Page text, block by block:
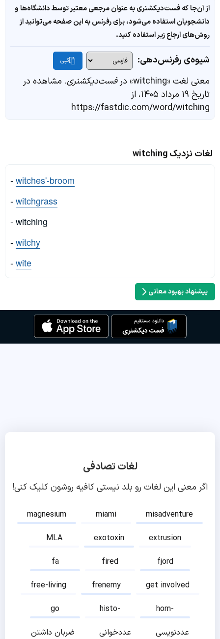
از آن‌جا که فست‌دیکشنری به عنوان مرجعی معتبر توسط دانشگاه‌ها و
دانشجویان استفاده می‌شود، برای رفرنس به این صفحه می‌توانید از
روش‌های ارجاع زیر استفاده کنید.
شیوه‌ی رفرنس‌دهی: کپی
معنی لغت «witching» در فست‌دیکشنری. مشاهده در
تاریخ ۱۹ مرداد ۱۴۰۵، از
https://fastdic.com/word/witching
لغات نزدیک witching
-witches'-broom
-witchgrass
- witching
-witchy
-wite
پیشنهاد بهبود معانی
لغات تصادفی
اگر معنی این لغات رو بلد نیستی کافیه روشون کلیک کنی!
magnesium miami
misadventure
MLA
exotoxin
extrusion
fa
fired
fjord
free-living
frenemy
get involved
go
histo-
hom-
ضربان داشتن
عددخوانی
عددنویسی